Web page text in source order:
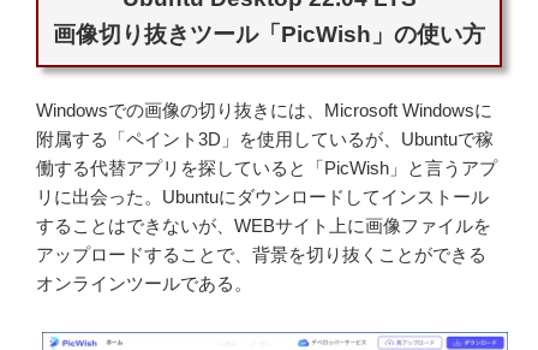
画像切り抜きツール「PicWish」の使い方
Windowsでの画像の切り抜きには、Microsoft Windowsに
附属する「ペイント3D」を使用しているが、Ubuntuで稼
働する代替アプリを探していると「PicWish」と言うアプ
リに出会った。Ubuntuにダウンロードしてインストール
することはできないが、WEBサイト上に画像ファイルを
アップロードすることで、背景を切り抜くことができる
オンラインツールである。